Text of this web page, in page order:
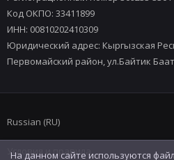
Код ОКПО: 33411899
ИНН: 00810202410309
Юридический адрес: Кыргызская
Первомайский район, ул.Байтик
Russian (RU)
Условия и правила
На данном сайте используются